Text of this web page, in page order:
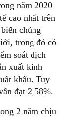
năm 2020
cao nhất trên
chủng
trong đó có
soát dịch
xuất kinh
khẩu. Tuy
đạt 2,58%.
2 năm chịu